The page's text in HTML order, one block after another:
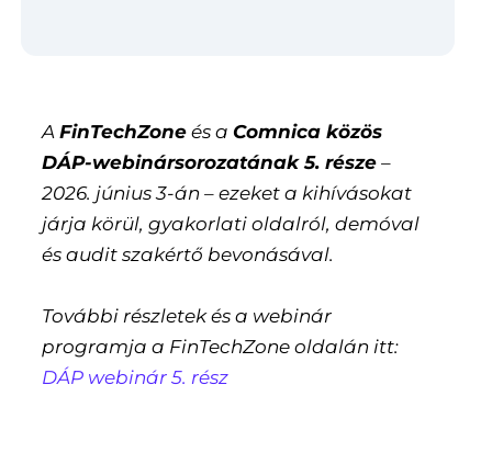
AFinTechZone és aComnica közös
DÁP-webinársorozatának 5. része –
2026. június 3-án – ezeket a kihívásokat
járja körül, gyakorlati oldalról, demóval
és audit szakértő bevonásával.
További részletek és a webinár
programja a FinTechZone oldalán itt:
DÁP webinár 5. rész